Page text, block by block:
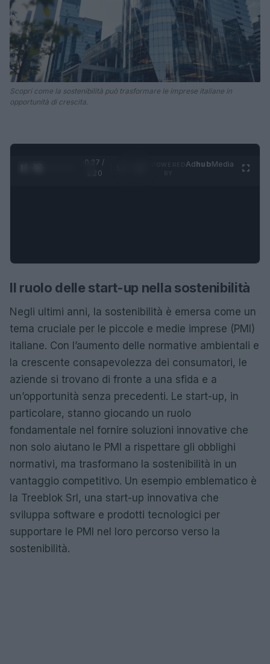
Scopri come la sostenibilità può trasformare le imprese italiane in
opportunità di crescita.
0:28 /
1:20
AdhubMedia
Il ruolo delle start-up nella sostenibilità
Negli ultimi anni, la sostenibilità è emersa come un
tema cruciale per le piccole e medie imprese (PMI)
italiane. Con l’aumento delle normative ambientali e
la crescente consapevolezza dei consumatori, le
aziende si trovano di fronte a una sfida e a
un’opportunità senza precedenti. Le start-up, in
particolare, stanno giocando un ruolo
fondamentale nel fornire soluzioni innovative che
non solo aiutano le PMI a rispettare gli obblighi
normativi, ma trasformano la sostenibilità in un
vantaggio competitivo. Un esempio emblematico è
la Treeblok Srl, una start-up innovativa che
sviluppa software e prodotti tecnologici per
supportare le PMI nel loro percorso verso la
sostenibilità.